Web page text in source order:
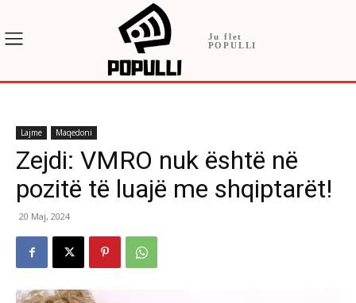
Ju flet
POPULLI
Lajme Maqedoni
Zejdi: VMRO nuk është në
pozitë të luajë me shqiptarët!
20 Maj, 2024